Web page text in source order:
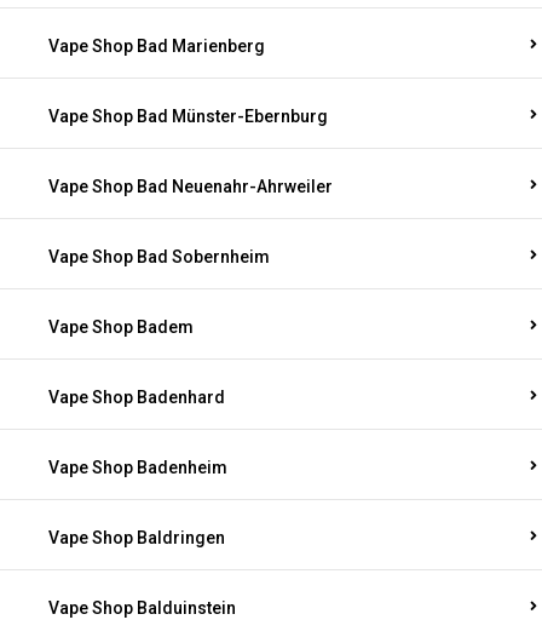
Vape Shop Bad Marienberg
Vape Shop Bad Münster-Ebernburg
Vape Shop Bad Neuenahr-Ahrweiler
Vape Shop Bad Sobernheim
Vape Shop Badem
Vape Shop Badenhard
Vape Shop Badenheim
Vape Shop Baldringen
Vape Shop Balduinstein